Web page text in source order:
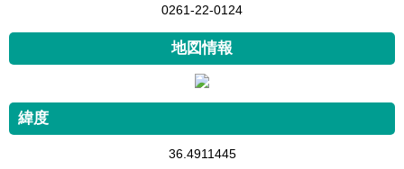
0261-22-0124
地図情報
緯度
36.4911445